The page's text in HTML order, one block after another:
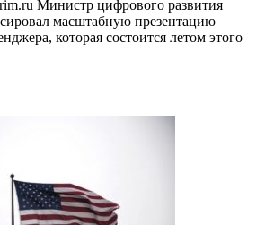
Министр цифрового развития
масштабную презентацию
которая состоится летом этого